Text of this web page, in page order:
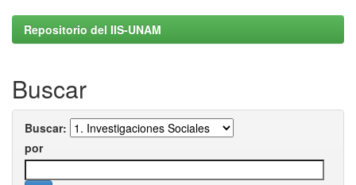
Repositorio del IIS-UNAM
Buscar
Buscar:
por